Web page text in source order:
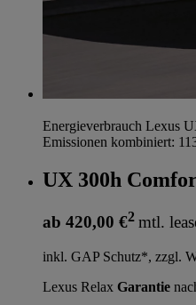
Energieverbrauch Lexus
Emissionen kombiniert:
UX 300h
ab 420,00 €2 mtl.
inkl. GAP Schutz*, zzgl.
Lexus Relax Garantie